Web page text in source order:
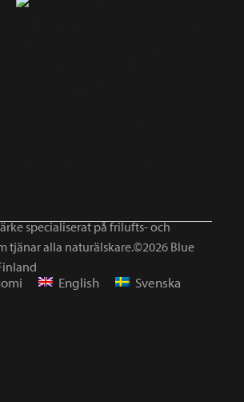
specialiserat på frilufts- och
tjänar alla naturälskare.©2026 Blue
English Svenska